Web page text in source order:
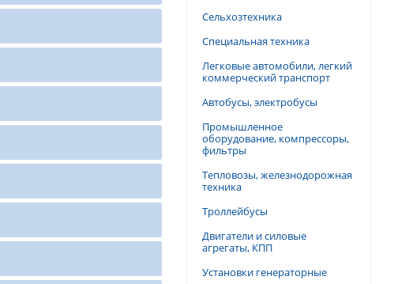
Сельхозтехника
Специальная техника
Легковые автомобили, легкий
коммерческий транспорт
Автобусы, электробусы
Промышленное
оборудование, компрессоры,
фильтры
Тепловозы, железнодорожная
техника
Троллейбусы
Двигатели и силовые
агрегаты, КПП
Установки генераторные